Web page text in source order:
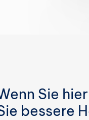
Sie
bessere